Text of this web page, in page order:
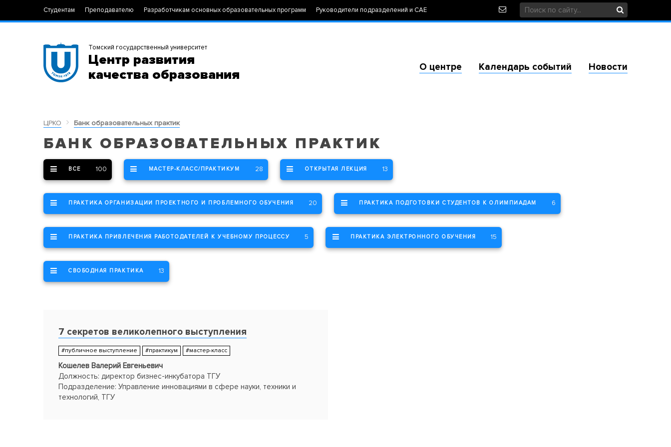
Студентам Преподавателю Разработчикам основных образовательных программ Руководители подразделений и САЕ
Томский государственный университет
Центр развития
качества образования
О центре Календарь событий Новости
ЦРКО Банк образовательных практик
БАНК ОБРАЗОВАТЕЛЬНЫХ ПРАКТИК
ВСЕ 100 МАСТЕР-КЛАСС/ПРАКТИКУМ 28 ОТКРЫТАЯ ЛЕКЦИЯ 13
ПРАКТИКА ОРГАНИЗАЦИИ ПРОЕКТНОГО И ПРОБЛЕМНОГО ОБУЧЕНИЯ 20 ПРАКТИКА ПОДГОТОВКИ СТУДЕНТОВ К ОЛИМПИАДАМ 6
ПРАКТИКА ПРИВЛЕЧЕНИЯ РАБОТОДАТЕЛЕЙ К УЧЕБНОМУ ПРОЦЕССУ 5 ПРАКТИКА ЭЛЕКТРОННОГО ОБУЧЕНИЯ 15
СВОБОДНАЯ ПРАКТИКА 13
7 секретов великолепного выступления
#публичное выступление #практикум #мастер-класс
Кошелев Валерий Евгеньевич
Должность: директор бизнес-инкубатора ТГУ
Подразделение: Управление инновациями в сфере науки, техники и
технологий, ТГУ